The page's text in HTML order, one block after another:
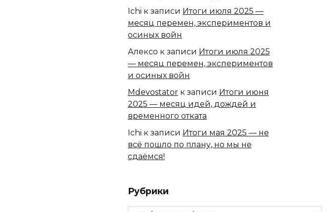
Ichi к записи Итоги июля 2025 —
месяц перемен, экспериментов и
осиных войн
Алексо к записи Итоги июля 2025
— месяц перемен, экспериментов
и осиных войн
Mdevostator к записи Итоги июня
2025 — месяц идей, дождей и
временного отката
Ichi к записи Итоги мая 2025 — не
всё пошло по плану, но мы не
сдаёмся!
Рубрики